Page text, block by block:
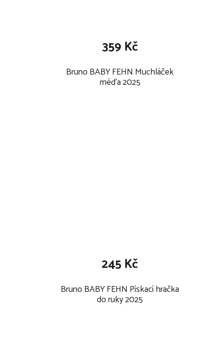
Bruno BABY FEHN Muchláček
méďa 2025
359 Kč
Bruno BABY FEHN Pískací hračka
do ruky 2025
245 Kč